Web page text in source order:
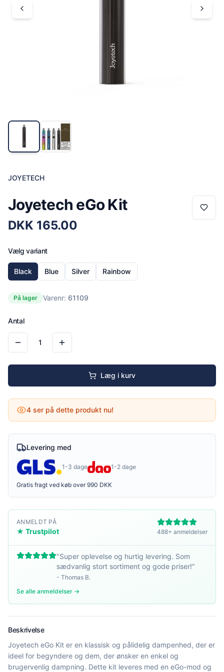
JOYETECH
Joyetech eGo Kit
DKK 165.00
Vælg variant
Black Blue Silver Rainbow
På lager Varenr: 61109
Antal
1
Læg i kurv
4 ser på dette produkt nu!
Levering med
1-3 dage 1-2 dage
Gratis fragt ved køb over 990 DKK
ANMELDT PÅ
★ Trustpilot 488+ anmeldelser
"Super oplevelse og hurtig levering. Som
sædvanlig stort sortiment og gode priser!"
- Thomas B.
Se alle anmeldelser →
Beskrivelse
Joyetech eGo Kit er en klassisk og pålidelig dampenhed, der er
ideel for begyndere og dem, der ønsker en enkel og
brugervenlig dampning. Dette kit leveres med en eGo-mod og